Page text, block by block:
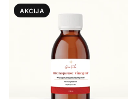
AKCIJA